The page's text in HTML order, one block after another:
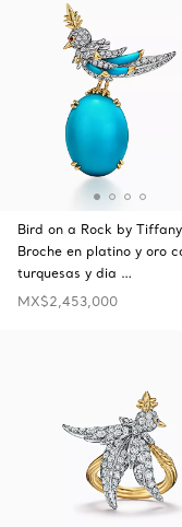
Bird on a Rock by Tiffany
Broche en platino y oro
turquesas y dia …
MX$2,453,000